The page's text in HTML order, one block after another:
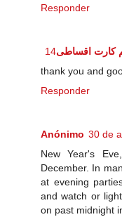
Responder
کارت اقساطی
thank you and
Responder
Anónimo 30 de
New Year's
December. In
at evening
and watch or
on past midnight